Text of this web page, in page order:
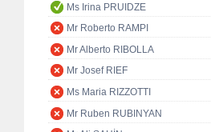
Ms Irina PRUIDZE
Mr Roberto RAMPI
Mr Alberto RIBOLLA
Mr Josef RIEF
Ms Maria RIZZOTTI
Mr Ruben RUBINYAN